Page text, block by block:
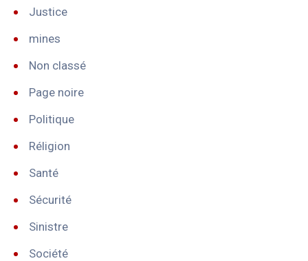
Justice
mines
Non classé
Page noire
Politique
Réligion
Santé
Sécurité
Sinistre
Société